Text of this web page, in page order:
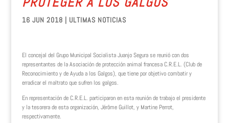
16 JUN 2018 | ULTIMAS NOTICIAS
El concejal del Grupo Municipal Socialista Juanjo Segura se reunió con dos
representantes de la Asociación de protección animal francesa C.R.E.L. (Club de
Reconocimiento y de Ayuda a los Galgos), que tiene por objetivo combatir y
erradicar el maltrato que sufren los galgos.
En representación de C.R.E.L. participaron en esta reunión de trabajo el presidente
y la tesorera de esta organización, Jérôme Guillot, y Martine Perrot,
respectivamente.